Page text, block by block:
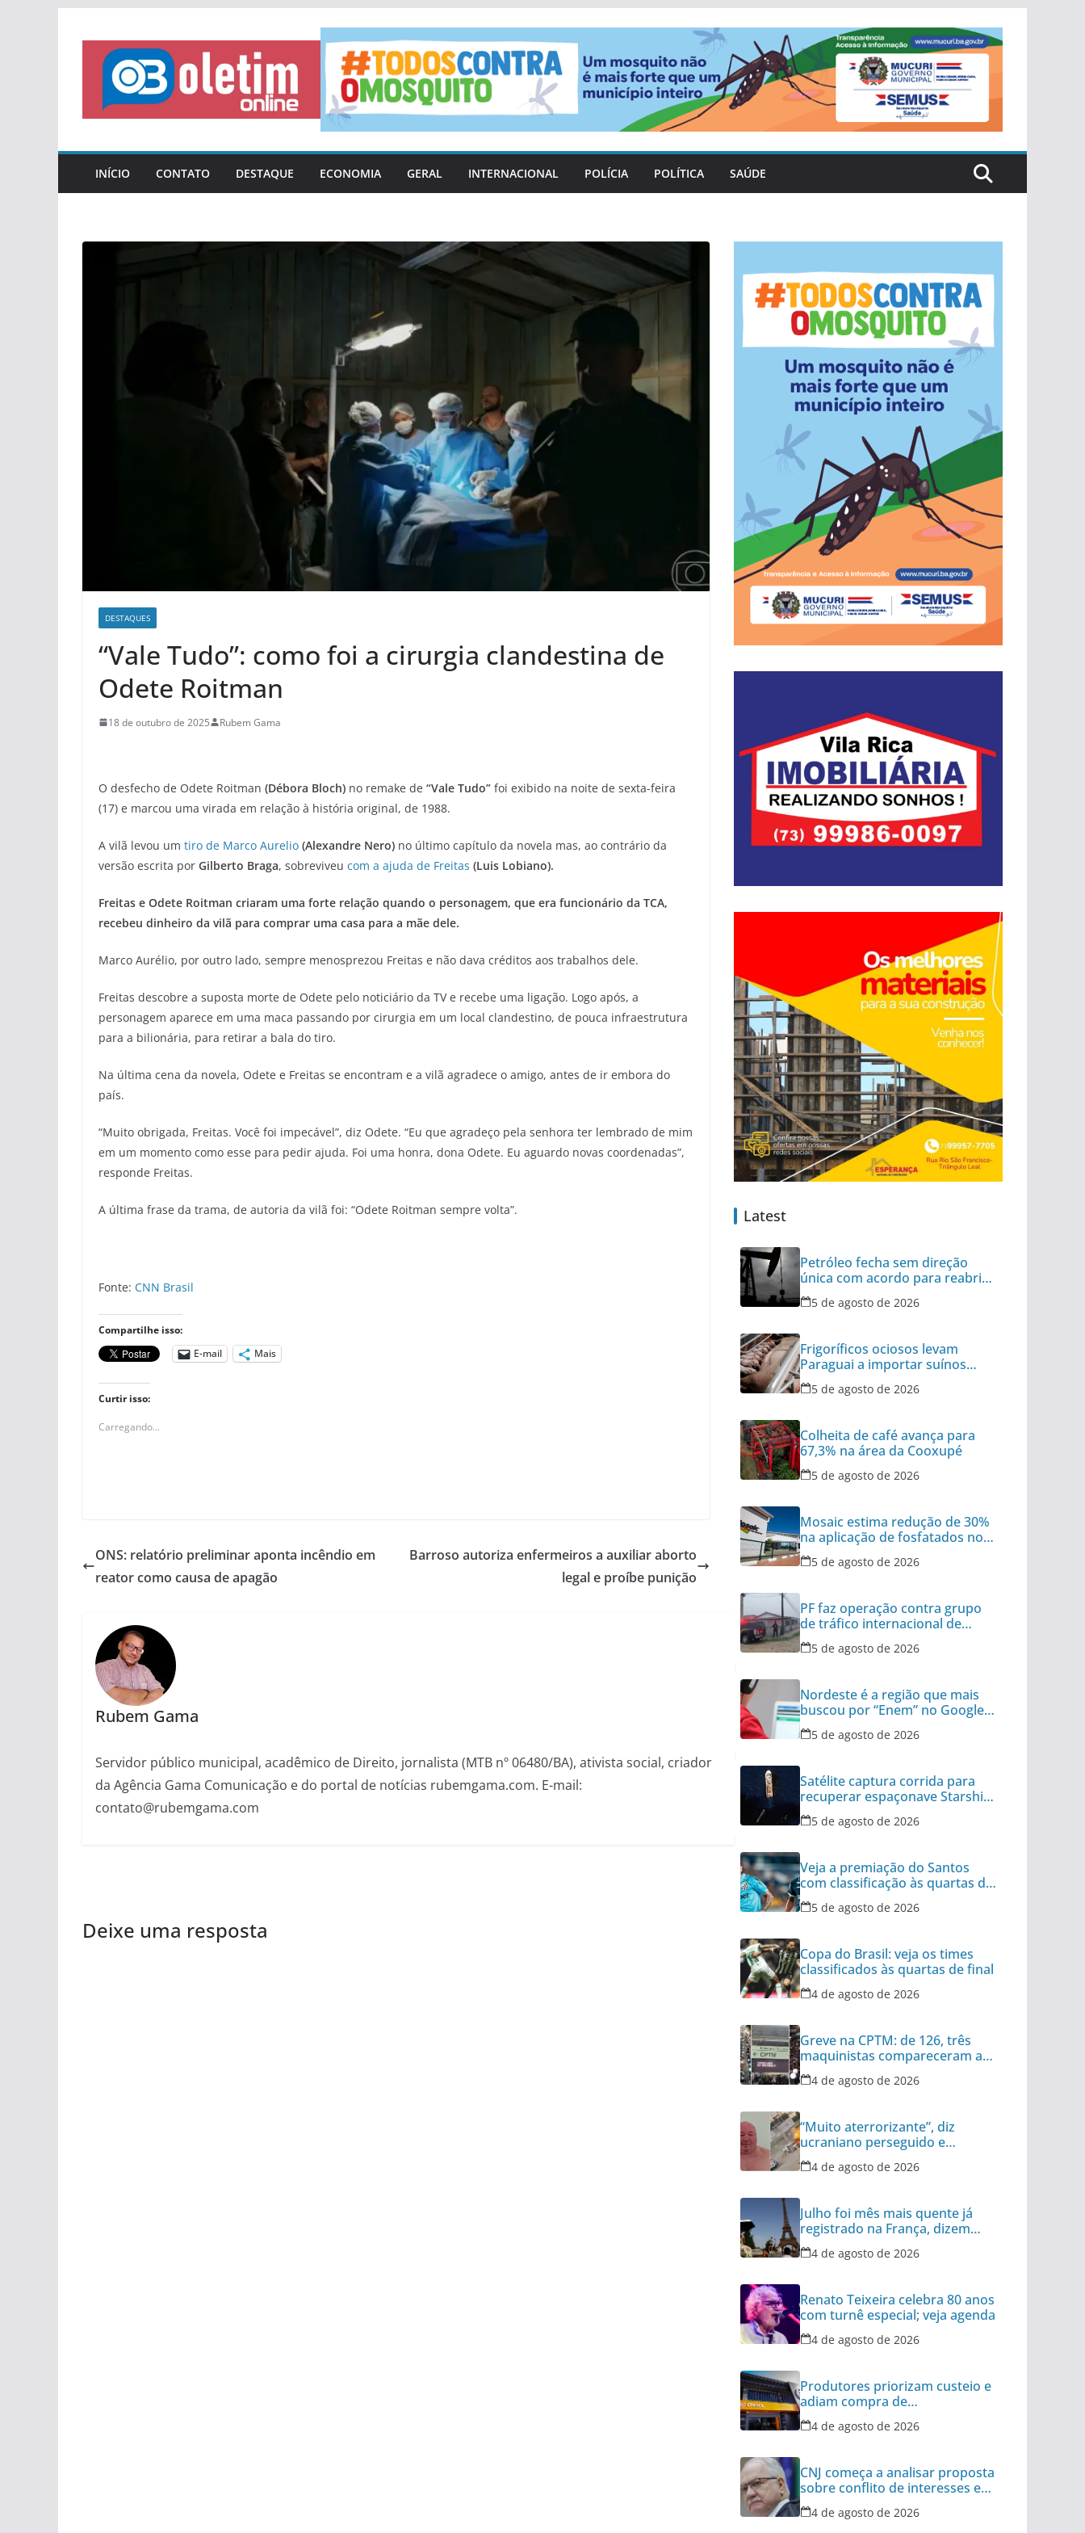
para
conteúdo
INÍCIO CONTATO DESTAQUE ECONOMIA GERAL INTERNACIONAL POLÍCIA POLÍTICA SAÚDE
DESTAQUES
“Vale Tudo”: como foi a cirurgia clandestina de
Odete Roitman
18 de outubro de 2025 Rubem Gama
O desfecho de Odete Roitman (Débora Bloch) no remake de “Vale Tudo” foi exibido na noite de sexta-feira
(17) e marcou uma virada em relação à história original, de 1988.
A vilã levou um tiro de Marco Aurelio (Alexandre Nero) no último capítulo da novela mas, ao contrário da
versão escrita por Gilberto Braga, sobreviveu com a ajuda de Freitas (Luis Lobiano).
Freitas e Odete Roitman criaram uma forte relação quando o personagem, que era funcionário da TCA,
recebeu dinheiro da vilã para comprar uma casa para a mãe dele.
Marco Aurélio, por outro lado, sempre menosprezou Freitas e não dava créditos aos trabalhos dele.
Freitas descobre a suposta morte de Odete pelo noticiário da TV e recebe uma ligação. Logo após, a
personagem aparece em uma maca passando por cirurgia em um local clandestino, de pouca infraestrutura
para a bilionária, para retirar a bala do tiro.
Na última cena da novela, Odete e Freitas se encontram e a vilã agradece o amigo, antes de ir embora do
país.
“Muito obrigada, Freitas. Você foi impecável”, diz Odete. “Eu que agradeço pela senhora ter lembrado de mim
em um momento como esse para pedir ajuda. Foi uma honra, dona Odete. Eu aguardo novas coordenadas”,
responde Freitas.
A última frase da trama, de autoria da vilã foi: “Odete Roitman sempre volta”.
Fonte: CNN Brasil
Compartilhe isso:
E-mail
Mais
Curtir isso:
Carregando...
ONS: relatório preliminar aponta incêndio em
reator como causa de apagão
Barroso autoriza enfermeiros a auxiliar aborto
legal e proíbe punição
Rubem Gama
Servidor público municipal, acadêmico de Direito, jornalista (MTB nº 06480/BA), ativista social, criador
da Agência Gama Comunicação e do portal de notícias rubemgama.com. E-mail:
contato@rubemgama.com
Deixe uma resposta
Latest
Petróleo fecha sem direção
única com acordo para reabrir
Ormuz no radar
5 de agosto de 2026
Frigoríficos ociosos levam
Paraguai a importar suínos
vivos do Brasil
5 de agosto de 2026
Colheita de café avança para
67,3% na área da Cooxupé
5 de agosto de 2026
Mosaic estima redução de 30%
na aplicação de fosfatados no
Brasil
5 de agosto de 2026
PF faz operação contra grupo
de tráfico internacional de
armas
5 de agosto de 2026
Nordeste é a região que mais
buscou por “Enem” no Google
no último ano
5 de agosto de 2026
Satélite captura corrida para
recuperar espaçonave Starship
no Oceano
5 de agosto de 2026
Veja a premiação do Santos
com classificação às quartas da
Copa do Brasil
5 de agosto de 2026
Copa do Brasil: veja os times
classificados às quartas de final
4 de agosto de 2026
Greve na CPTM: de 126, três
maquinistas compareceram ao
serviço nesta terça
4 de agosto de 2026
“Muito aterrorizante”, diz
ucraniano perseguido e
atacado por drone
4 de agosto de 2026
Julho foi mês mais quente já
registrado na França, dizem
meteorologistas
4 de agosto de 2026
Renato Teixeira celebra 80 anos
com turnê especial; veja agenda
4 de agosto de 2026
Produtores priorizam custeio e
adiam compra de
equipamentos, avalia Cresol
4 de agosto de 2026
CNJ começa a analisar proposta
sobre conflito de interesses em
tribunais
4 de agosto de 2026